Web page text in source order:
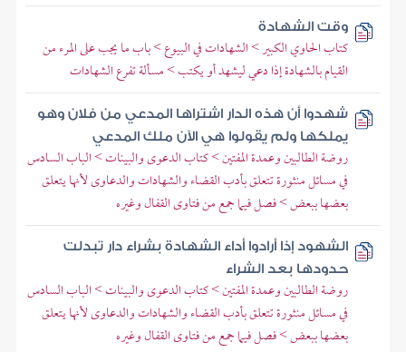
وقت الشهادة
كتاب الحاوي الكبير > الشهادات في البيوع > باب ما يجب على المرء من
القيام بالشهادة إذا دعي ليشهد أو يكتب > مسألة تفرع الشهادات
شهدوا أن هذه الدار اشتراها المدعي من فلان وهو
يملكها ولم يقولوا هي الآن ملك المدعي
روضة الطالبين وعمدة المفتين > كتاب الدعوى والبينات > الباب السادس
في مسائل منثورة تتعلق بأدب القضاء والشهادات والدعاوى لأنها يتعلق
بعضها ببعض > فصل فيما جمع من فتاوى القفال وغيره
الشهود إذا أرادوا أداء الشهادة بشراء دار تبدلت
حدودها بعد الشراء
روضة الطالبين وعمدة المفتين > كتاب الدعوى والبينات > الباب السادس
في مسائل منثورة تتعلق بأدب القضاء والشهادات والدعاوى لأنها يتعلق
بعضها ببعض > فصل فيما جمع من فتاوى القفال وغيره